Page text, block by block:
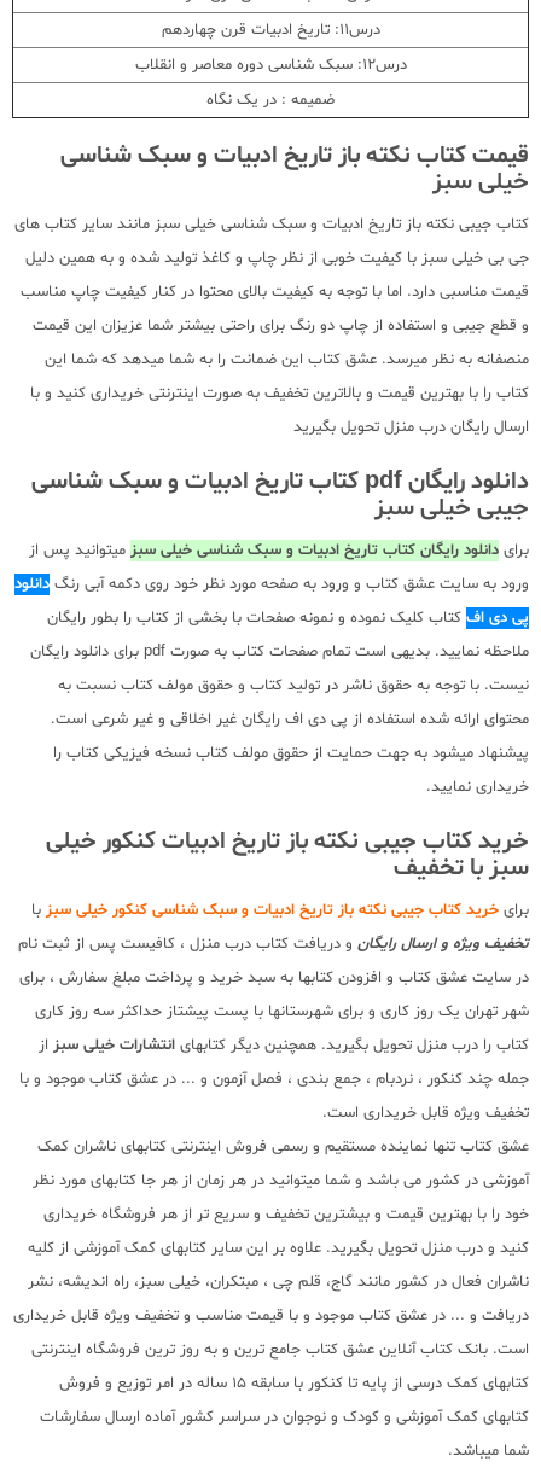
درس11: تاریخ ادبیات قرن چهاردهم
درس12: سبک شناسی دوره معاصر و انقلاب
ضمیمه : در یک نگاه
قیمت کتاب نکته باز تاریخ ادبیات و سبک شناسی
خیلی سبز
کتاب جیبی نکته باز تاریخ ادبیات و سبک شناسی خیلی سبز مانند سایر کتاب های
جی بی خیلی سبز با کیفیت خوبی از نظر چاپ و کاغذ تولید شده و به همین دلیل
قیمت مناسبی دارد. اما با توجه به کیفیت بالای محتوا در کنار کیفیت چاپ مناسب
و قطع جیبی و استفاده از چاپ دو رنگ برای راحتی بیشتر شما عزیزان این قیمت
منصفانه به نظر میرسد. عشق کتاب این ضمانت را به شما میدهد که شما این
کتاب را با بهترین قیمت و بالاترین تخفیف به صورت اینترنتی خریداری کنید و با
ارسال رایگان درب منزل تحویل بگیرید
دانلود رایگان pdf کتاب تاریخ ادبیات و سبک شناسی
جیبی خیلی سبز
برای دانلود رایگان کتاب تاریخ ادبیات و سبک شناسی خیلی سبز میتوانید پس از
ورود به سایت عشق کتاب و ورود به صفحه مورد نظر خود روی دکمه آبی رنگ دانلود
پی دی اف کتاب کلیک نموده و نمونه صفحات با بخشی از کتاب را بطور رایگان
ملاحظه نمایید. بدیهی است تمام صفحات کتاب به صورت pdf برای دانلود رایگان
نیست. با توجه به حقوق ناشر در تولید کتاب و حقوق مولف کتاب نسبت به
محتوای ارائه شده استفاده از پی دی اف رایگان غیر اخلاقی و غیر شرعی است.
پیشنهاد میشود به جهت حمایت از حقوق مولف کتاب نسخه فیزیکی کتاب را
خریداری نمایید.
خرید کتاب جیبی نکته باز تاریخ ادبیات کنکور خیلی
سبز با تخفیف
برای خرید کتاب جیبی نکته باز تاریخ ادبیات و سبک شناسی کنکور خیلی سبز با
تخفیف ویژه و ارسال رایگان و دریافت کتاب درب منزل ، کافیست پس از ثبت نام
در سایت عشق کتاب و افزودن کتابها به سبد خرید و پرداخت مبلغ سفارش ، برای
شهر تهران یک روز کاری و برای شهرستانها با پست پیشتاز حداکثر سه روز کاری
کتاب را درب منزل تحویل بگیرید. همچنین دیگر کتابهای انتشارات خیلی سبز از
جمله چند کنکور ، نردبام ، جمع بندی ، فصل آزمون و ... در عشق کتاب موجود و با
تخفیف ویژه قابل خریداری است.
عشق کتاب تنها نماینده مستقیم و رسمی فروش اینترنتی کتابهای ناشران کمک
آموزشی در کشور می باشد و شما میتوانید در هر زمان از هر جا کتابهای مورد نظر
خود را با بهترین قیمت و بیشترین تخفیف و سریع تر از هر فروشگاه خریداری
کنید و درب منزل تحویل بگیرید. علاوه بر این سایر کتابهای کمک آموزشی از کلیه
ناشران فعال در کشور مانند گاج، قلم چی ، مبتکران، خیلی سبز، راه اندیشه، نشر
دریافت و ... در عشق کتاب موجود و با قیمت مناسب و تخفیف ویژه قابل خریداری
است. بانک کتاب آنلاین عشق کتاب جامع ترین و به روز ترین فروشگاه اینترنتی
کتابهای کمک درسی از پایه تا کنکور با سابقه 15 ساله در امر توزیع و فروش
کتابهای کمک آموزشی و کودک و نوجوان در سراسر کشور آماده ارسال سفارشات
شما میباشد.